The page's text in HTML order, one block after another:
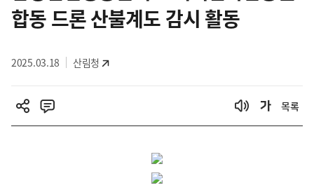
영합동 드론 산불계도 감시 활동
2025.03.18 산림청
목록